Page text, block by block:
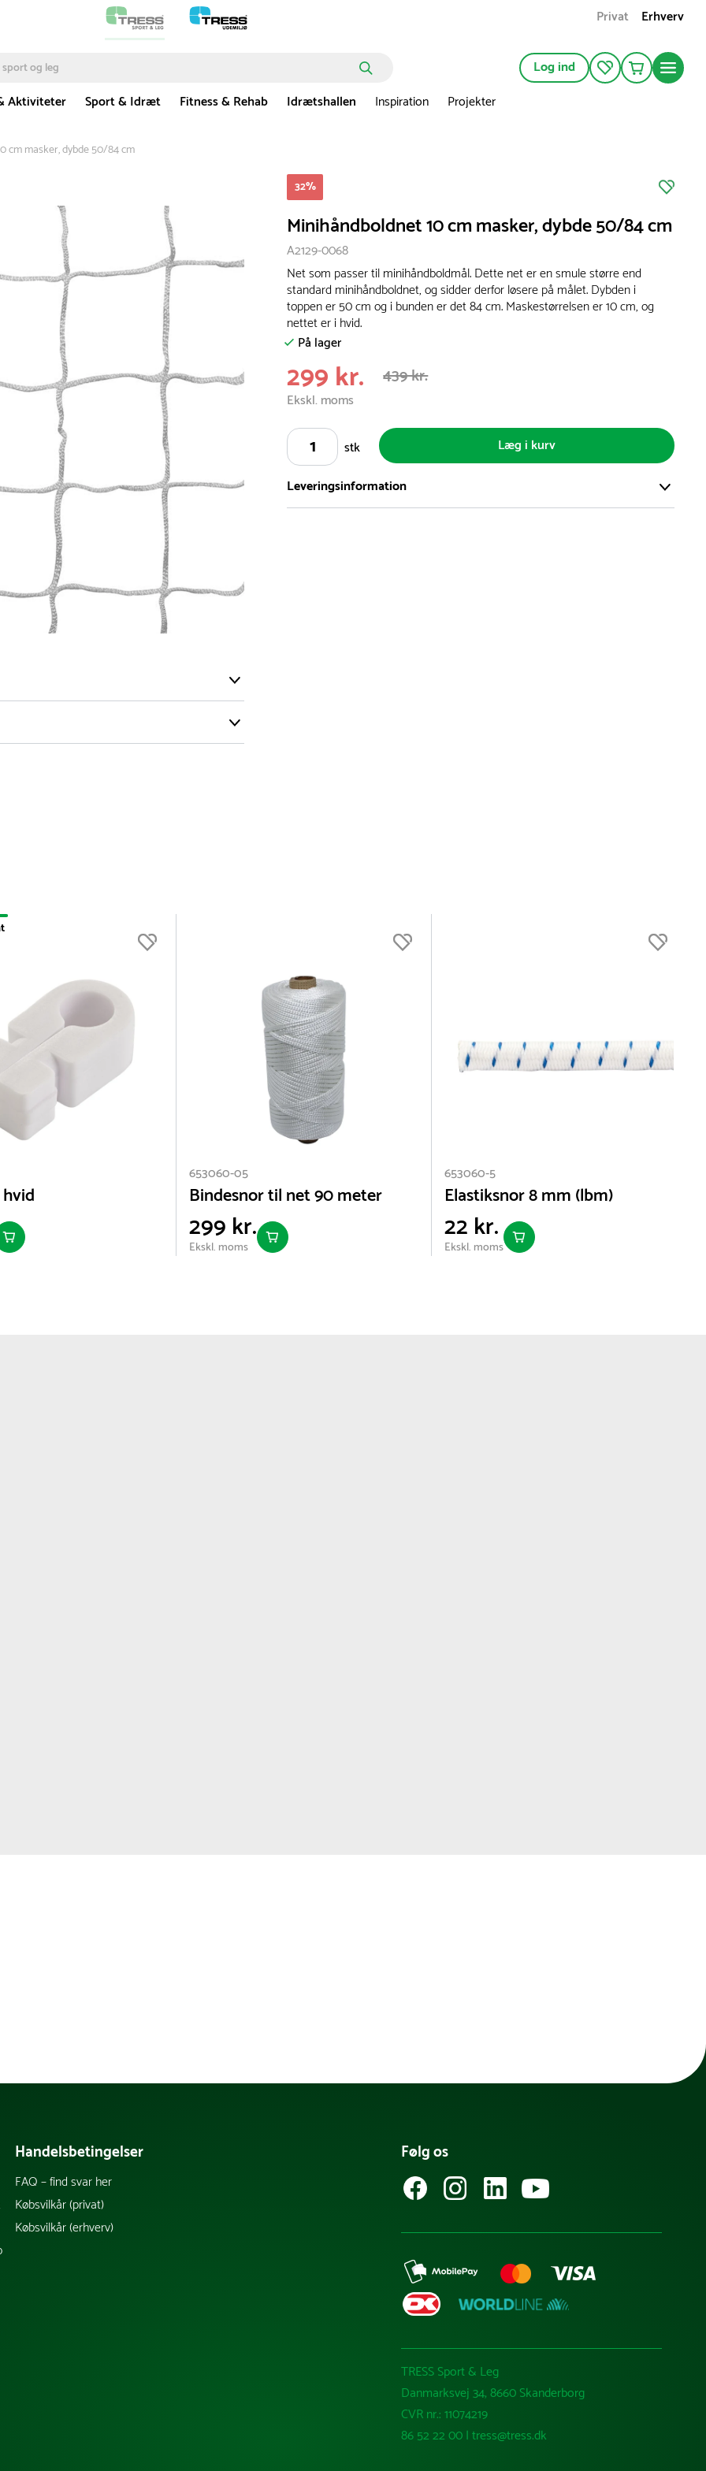
Privat Erhverv
Log ind
Aktiviteter Sport & Idræt Fitness & Rehab Idrætshallen Inspiration Projekter
cm masker, dybde 50/84 cm
10
32%
Minihåndboldnet 10 cm masker, dybde 50/84 cm
A2129-0068
Net som passer til minihåndboldmål. Dette net er en smule større end
standard minihåndboldnet, og sidder derfor løsere på målet. Dybden i
toppen er 50 cm og i bunden er det 84 cm. Maskestørrelsen er 10 cm, og
nettet er i hvid.
På lager
299 kr. 439 kr.
Ekskl. moms
stk
Læg i kurv
Leveringsinformation
653060-05
Bindesnor til net 90 meter
299 kr.
Ekskl. moms
653060-5
Elastiksnor 8 mm (lbm)
22 kr.
Ekskl. moms
Handelsbetingelser
FAQ – find svar her
Købsvilkår (privat)
Købsvilkår (erhverv)
Følg os
TRESS Sport & Leg
Danmarksvej 34, 8660 Skanderborg
CVR nr.: 11074219
86 52 22 00 | tress@tress.dk